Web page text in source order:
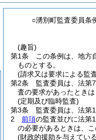
○湧別町監査委員条
(趣旨)
第1条
この条例は、地方
ものとする。
(請求又は要求による監
第2条
監査委員は、法第
査の要求があったとき
(定期及び臨時監査)
第3条
監査委員は、法第
2
前項の監査並びに法第
の必要があるときは、こ
(財政的援助を与えてい